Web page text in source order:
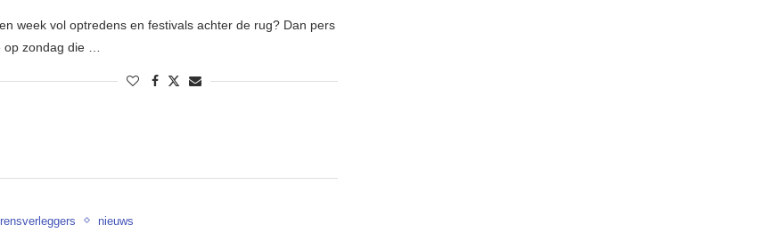
week vol optredens en festivals achter de rug? Dan pers
op zondag die …
nieuws